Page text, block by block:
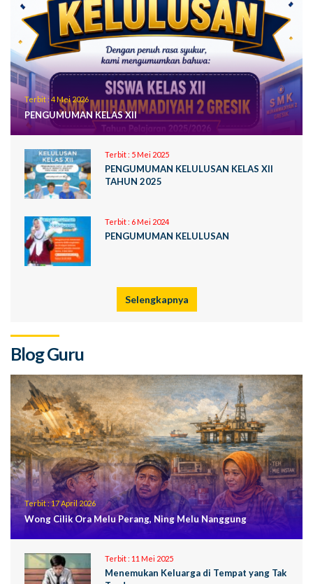
Terbit : 4 Mei 2026
PENGUMUMAN KELAS XII
Terbit : 5 Mei 2025
PENGUMUMAN KELULUSAN KELAS XII
TAHUN 2025
Terbit : 6 Mei 2024
PENGUMUMAN KELULUSAN
Selengkapnya
Blog Guru
Terbit :17 April 2026
Wong Cilik Ora Melu Perang, Ning Melu Nanggung
Terbit : 11 Mei 2025
Menemukan Keluarga di Tempat yang Tak